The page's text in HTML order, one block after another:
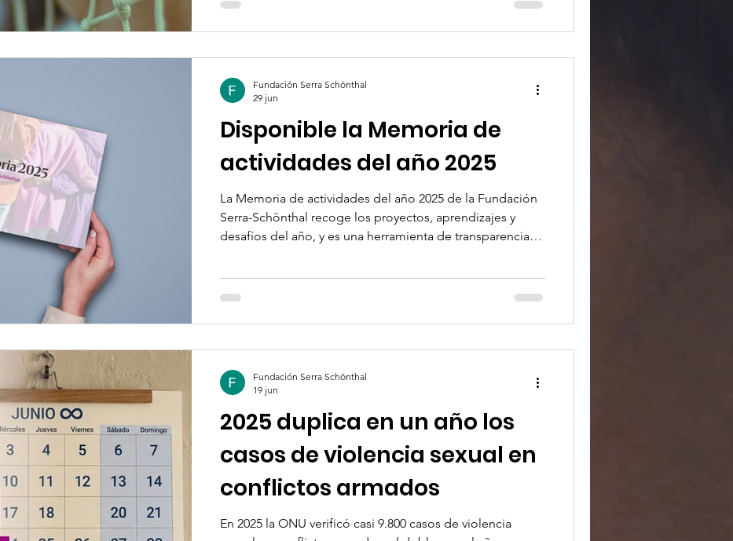
organizaciones internacionales de derechos humanos
advierten sobre una serie de realidades que suelen
abusiva de la normativa migratoria y el control fronterizo.
Disponible la Memoria de
actividades del año 2025
La Memoria de actividades del año 2025 de la Fundación
Serra-Schönthal recoge los proyectos, aprendizajes y
desafíos del año, y es una herramienta de transparencia
Fundación Serra Schönthal
29 jun
2025 duplica en un año los
casos de violencia sexual en
conflictos armados
En 2025 la ONU verificó casi 9.800 casos de violencia
Fundación Serra Schönthal
19 jun